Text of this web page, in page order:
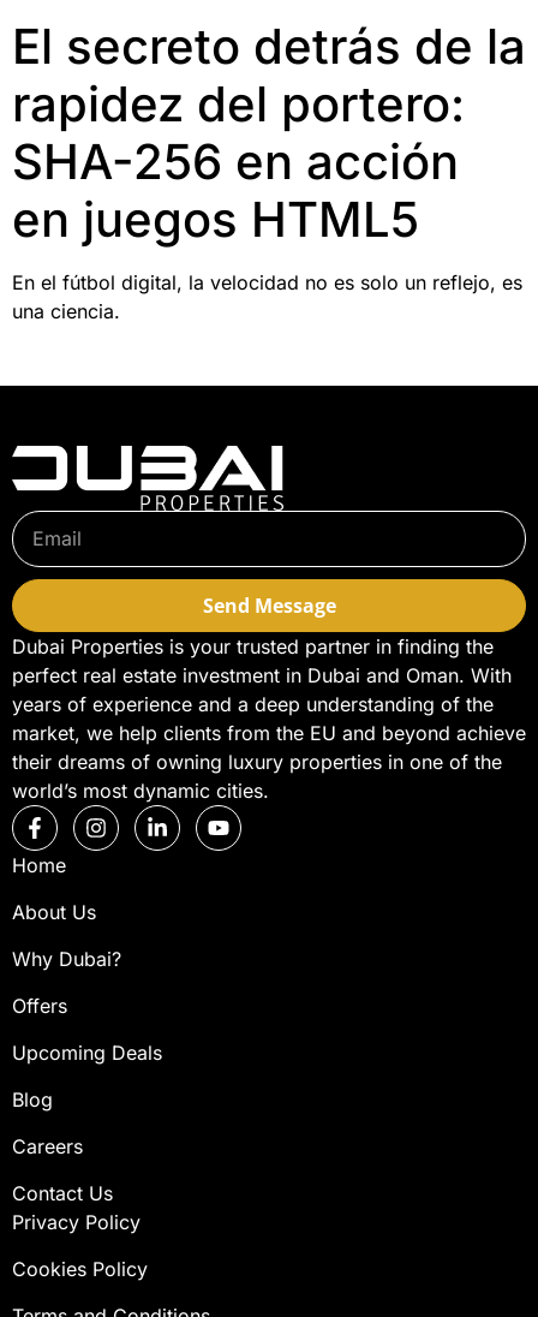
El secreto detrás de la
rapidez del portero:
SHA-256 en acción
en juegos HTML5
En el fútbol digital, la velocidad no es solo un reflejo, es
una ciencia.
Send Message
Dubai Properties is your trusted partner in finding the
perfect real estate investment in Dubai and Oman. With
years of experience and a deep understanding of the
market, we help clients from the EU and beyond achieve
their dreams of owning luxury properties in one of the
world’s most dynamic cities.
Home
About Us
Why Dubai?
Offers
Upcoming Deals
Blog
Careers
Contact Us
Privacy Policy
Cookies Policy